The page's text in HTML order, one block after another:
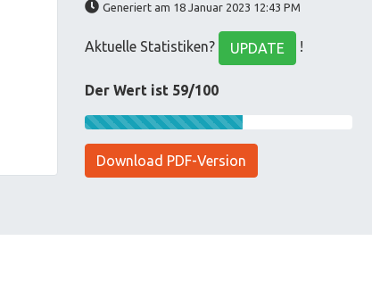
Generiert am 18 Januar 2023 12:43 PM
Aktuelle Statistiken? UPDATE !
Der Wert ist 59/100
Download PDF-Version